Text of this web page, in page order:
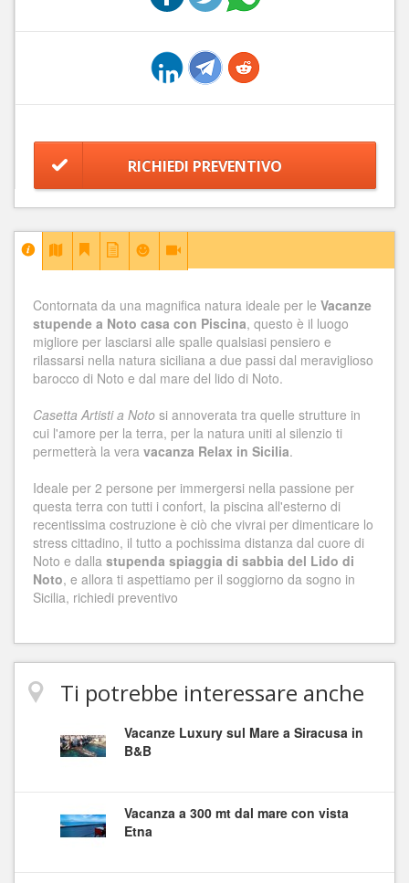
RICHIEDI PREVENTIVO
Contornata da una magnifica natura ideale per le Vacanze
stupende a Noto casa con Piscina, questo è il luogo
migliore per lasciarsi alle spalle qualsiasi pensiero e
rilassarsi nella natura siciliana a due passi dal meraviglioso
barocco di Noto e dal mare del lido di Noto.
Casetta Artisti a Noto si annoverata tra quelle strutture in
cui l'amore per la terra, per la natura uniti al silenzio ti
permetterà la vera vacanza Relax in Sicilia.
Ideale per 2 persone per immergersi nella passione per
questa terra con tutti i confort, la piscina all'esterno di
recentissima costruzione è ciò che vivrai per dimenticare lo
stress cittadino, il tutto a pochissima distanza dal cuore di
Noto e dalla stupenda spiaggia di sabbia del Lido di
Noto, e allora ti aspettiamo per il soggiorno da sogno in
Sicilia, richiedi preventivo
Ti potrebbe interessare anche
Vacanze Luxury sul Mare a Siracusa in
B&B
Vacanza a 300 mt dal mare con vista
Etna